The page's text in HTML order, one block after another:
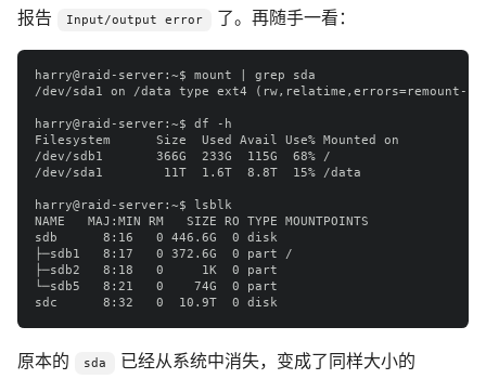
报告
Input/output error 了。再随手一看：
harry@raid-server:~$ mount | grep sda
/dev/sda1 on /data type ext4 (rw,relatime,errors=remount-
harry@raid-server:~$ df -h
Filesystem      Size  Used Avail Use% Mounted on
/dev/sdb1       366G  233G  115G  68% /
/dev/sda1        11T  1.6T  8.8T  15% /data
harry@raid-server:~$ lsblk
NAME   MAJ:MIN RM   SIZE RO TYPE MOUNTPOINTS
sdb      8:16   0 446.6G  0 disk
├─sdb1   8:17   0 372.6G  0 part /
├─sdb2   8:18   0     1K  0 part
└─sdb5   8:21   0    74G  0 part
原本的 sda 已经从系统中消失，变成了同样大小的